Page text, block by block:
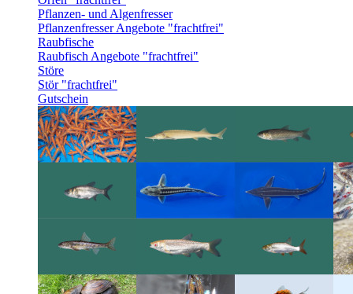
Pflanzen- und Algenfresser
Pflanzenfresser Angebote "frachtfrei"
Raubfische
Raubfisch Angebote "frachtfrei"
Störe
Stör "frachtfrei"
Gutschein